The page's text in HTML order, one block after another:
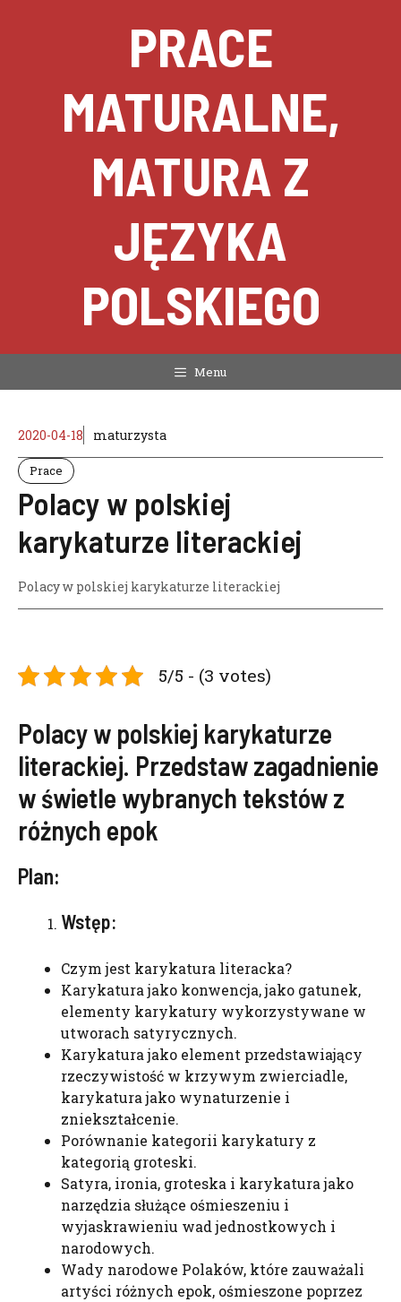
PRACE
MATURALNE,
MATURA Z
JĘZYKA
POLSKIEGO
Menu
2020-04-18 maturzysta
Prace
Polacy w polskiej
karykaturze literackiej
Polacy w polskiej karykaturze literackiej
5/5 - (3 votes)
Polacy w polskiej karykaturze
literackiej. Przedstaw zagadnienie
w świetle wybranych tekstów z
różnych epok
Plan:
Wstęp:
Czym jest karykatura literacka?
Karykatura jako konwencja, jako gatunek,
elementy karykatury wykorzystywane w
utworach satyrycznych.
Karykatura jako element przedstawiający
rzeczywistość w krzywym zwierciadle,
karykatura jako wynaturzenie i
zniekształcenie.
Porównanie kategorii karykatury z
kategorią groteski.
Satyra, ironia, groteska i karykatura jako
narzędzia służące ośmieszeniu i
wyjaskrawieniu wad jednostkowych i
narodowych.
Wady narodowe Polaków, które zauważali
artyści różnych epok, ośmieszone poprzez